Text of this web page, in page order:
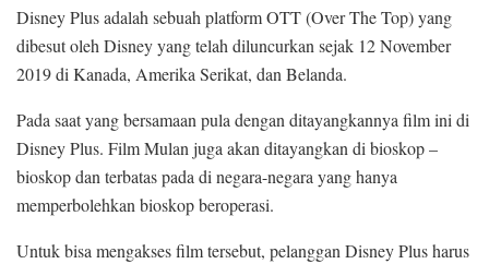
Disney Plus adalah sebuah platform OTT (Over The Top) yang
dibesut oleh Disney yang telah diluncurkan sejak 12 November
2019 di Kanada, Amerika Serikat, dan Belanda.
Pada saat yang bersamaan pula dengan ditayangkannya film ini di
Disney Plus. Film Mulan juga akan ditayangkan di bioskop –
bioskop dan terbatas pada di negara-negara yang hanya
memperbolehkan bioskop beroperasi.
Untuk bisa mengakses film tersebut, pelanggan Disney Plus harus